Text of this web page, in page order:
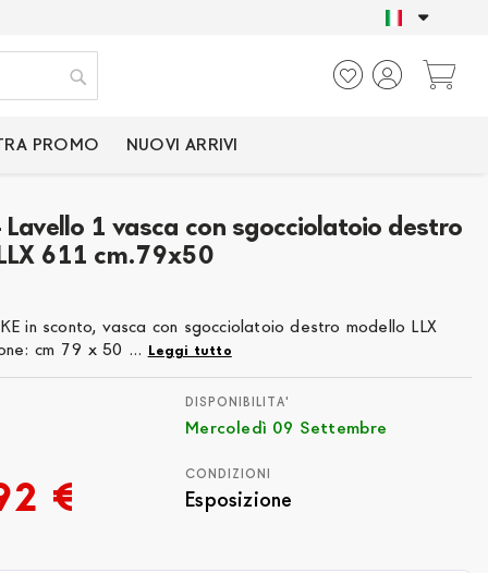
SOLO PRODOTTI
Cerca
PROMO NUOVI ARRIVI
Lavello 1 vasca con sgocciolatoio destro
611 cm.79x50
in sconto, vasca con sgocciolatoio destro modello LLX
cm 79 x 50 ... Leggi tutto
€
DISPONIBILITA'
Mercoledì 09 Settembre
CONDIZIONI
Esposizione